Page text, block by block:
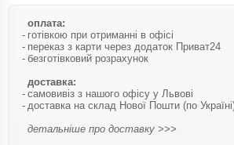
оплата:
готівкою при отриманні в офісі
переказ з карти через додаток Приват24
безготівковий розрахунок
доставка:
самовивіз з нашого офісу у Львові
доставка на склад Нової Пошти (по
детальніше про доставку >>>